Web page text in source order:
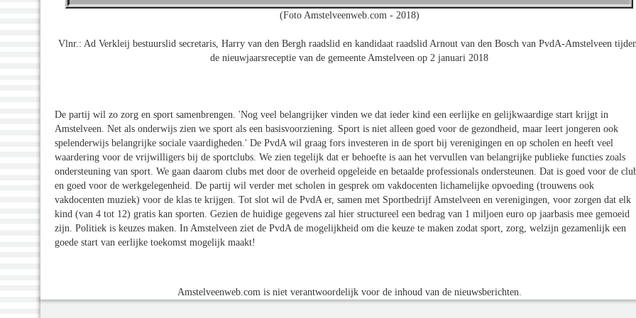
(Foto Amstelveenweb.com - 2018)
Vlnr.: Ad Verkleij bestuurslid secretaris, Harry van den Bergh raadslid en kandidaat raadslid Arnout van den Bosch van PvdA-Amstelveen
de nieuwjaarsreceptie van de gemeente Amstelveen op 2 januari 2018
De partij wil zo zorg en sport samenbrengen. 'Nog veel belangrijker vinden we dat ieder kind een eerlijke en gelijkwaardige start krijgt in
Amstelveen. Net als onderwijs zien we sport als een basisvoorziening. Sport is niet alleen goed voor de gezondheid, maar leert jongeren ook
spelenderwijs belangrijke sociale vaardigheden.' De PvdA wil graag fors investeren in de sport bij verenigingen en op scholen en heeft veel
waardering voor de vrijwilligers bij de sportclubs. We zien tegelijk dat er behoefte is aan het vervullen van belangrijke publieke functies zoals
ondersteuning van sport. We gaan daarom clubs met door de overheid opgeleide en betaalde professionals ondersteunen. Dat is goed voor de
en goed voor de werkgelegenheid. De partij wil verder met scholen in gesprek om vakdocenten lichamelijke opvoeding (trouwens ook
vakdocenten muziek) voor de klas te krijgen. Tot slot wil de PvdA er, samen met Sportbedrijf Amstelveen en verenigingen, voor zorgen dat elk
kind (van 4 tot 12) gratis kan sporten. Gezien de huidige gegevens zal hier structureel een bedrag van 1 miljoen euro op jaarbasis mee gemoeid
zijn. Politiek is keuzes maken. In Amstelveen ziet de PvdA de mogelijkheid om die keuze te maken zodat sport, zorg, welzijn gezamenlijk een
goede start van eerlijke toekomst mogelijk maakt!
Amstelveenweb.com is niet verantwoordelijk voor de inhoud van de nieuwsberichten.